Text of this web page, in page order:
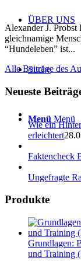
ÜBER UNS
Suche
Menü Menü
Alexander J.
gleichnamige
“Hundeleben” ist...
Alle Beiträge des
Neueste
Wie ein
erleichtert
Faktencheck
Ungefragte
Produkte
Grundlagen:
und Training